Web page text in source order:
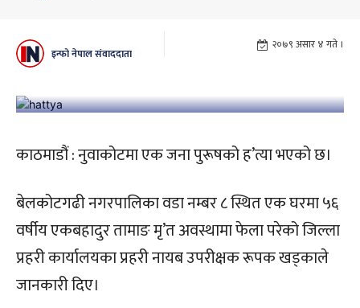
इन्फो नेपाल संवाददाता
२०७९ असार ४ गते ।
काठमाडौं : नुवाकोटमा एक जना पुरूषको ह’त्या भएको छ।
बेलकोटगढी नगरपालिका वडा नम्बर ८ स्थित एक घरमा ५६
वर्षीय एकबहादुर तामाङ मृ’त अवस्थामा फेला परेको जिल्ला
प्रहरी कार्यालयका प्रहरी नायब उपरीक्षक रूपक खड्काले
जानकारी दिए।